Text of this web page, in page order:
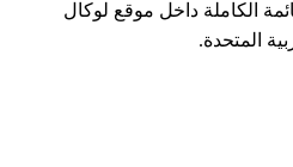
الكاملة داخل موقع لوكال
المتحدة.